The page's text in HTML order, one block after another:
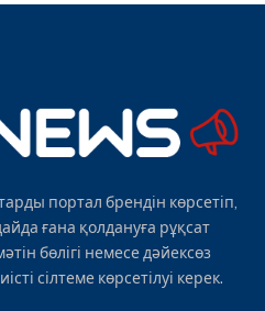
портал брендін көрсетіп,
ғана қолдануға рұқсат
бөлігі немесе дәйексөз
сілтеме көрсетілуі керек.